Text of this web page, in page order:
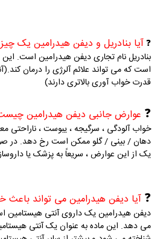
❓آیا بنادریل و دیفن هیدرامین یک
بنادریل نام تجاری دیفن هیدرامین است.
است که می تواند علائم آلرژی را درمان
قدرت خواب آوری بالاتری دارند)
❓ عوارض جانبی دیفن هیدرامین
خواب آلودگی ، سرگیجه ، یبوست ، ناراحتی
دهان / بینی / گلو ممکن است رخ دهد. در
یک از این عوارض ، سریعاً به پزشک یا
❓ آیا دیفن هیدرامین می تواند
دیفن هیدرامین یک داروی آنتی هیستامین
می دهد. این ماده به عنوان یک آنتی